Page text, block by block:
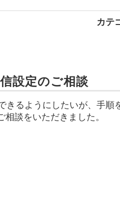
カテ
設定のご相談
きるようにしたいが、手順
談をいただきました。